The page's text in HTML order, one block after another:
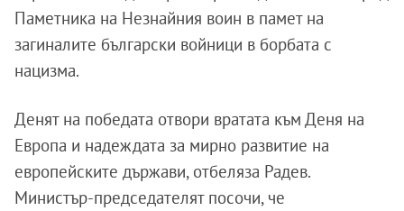
Паметника на Незнайния воин в памет на
загиналите български войници в борбата с
нацизма.
Денят на победата отвори вратата към Деня на
Европа и надеждата за мирно развитие на
европейските държави, отбеляза Радев.
Министър-председателят посочи, че